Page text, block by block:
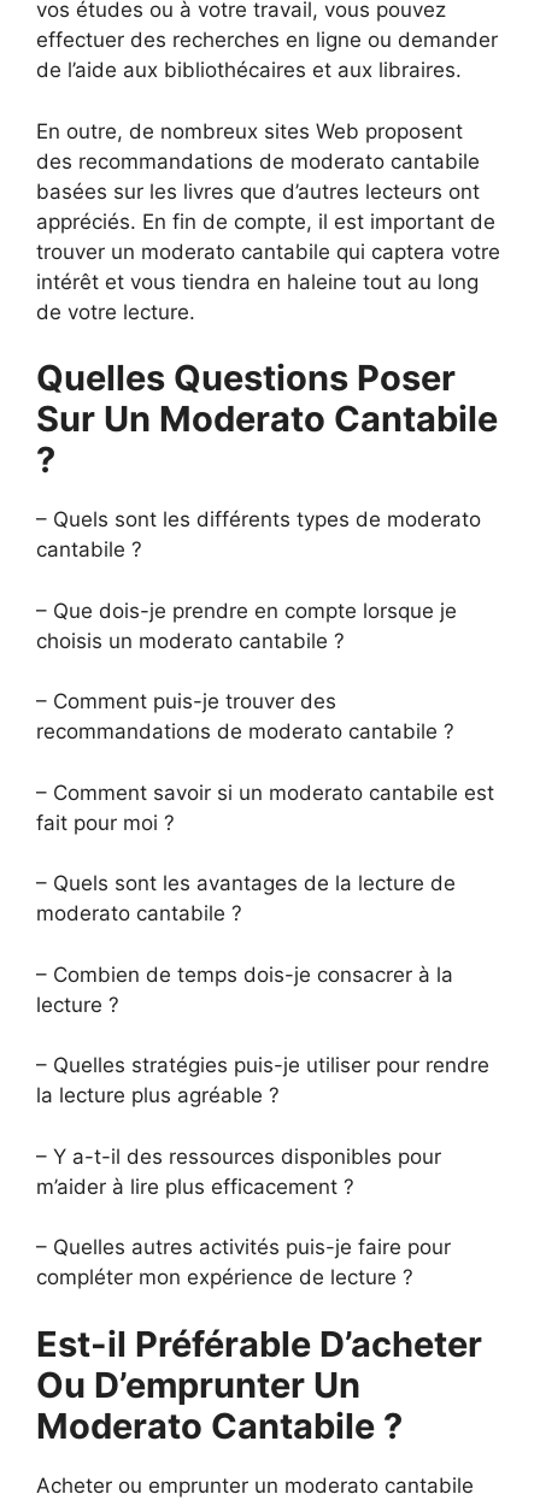
vos études ou à votre travail, vous pouvez
effectuer des recherches en ligne ou demander
de l’aide aux bibliothécaires et aux libraires.
En outre, de nombreux sites Web proposent
des recommandations de moderato cantabile
basées sur les livres que d’autres lecteurs ont
appréciés. En fin de compte, il est important de
trouver un moderato cantabile qui captera votre
intérêt et vous tiendra en haleine tout au long
de votre lecture.
Quelles Questions Poser
Sur Un Moderato Cantabile
?
– Quels sont les différents types de moderato
cantabile ?
– Que dois-je prendre en compte lorsque je
choisis un moderato cantabile ?
– Comment puis-je trouver des
recommandations de moderato cantabile ?
– Comment savoir si un moderato cantabile est
fait pour moi ?
– Quels sont les avantages de la lecture de
moderato cantabile ?
– Combien de temps dois-je consacrer à la
lecture ?
– Quelles stratégies puis-je utiliser pour rendre
la lecture plus agréable ?
– Y a-t-il des ressources disponibles pour
m’aider à lire plus efficacement ?
– Quelles autres activités puis-je faire pour
compléter mon expérience de lecture ?
Est-il Préférable D’acheter
Ou D’emprunter Un
Moderato Cantabile ?
Acheter ou emprunter un moderato cantabile